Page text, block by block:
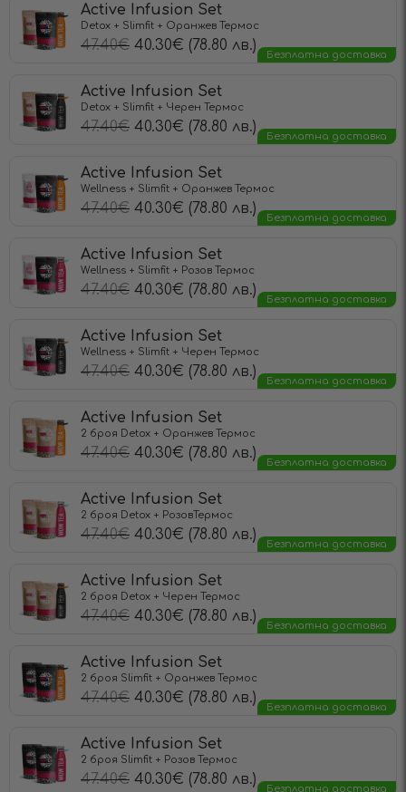
Active Infusion Set
Detox + Slimfit + Оранжев Термос
47.40€ 40.30€ (78.80 лв.)
Безплатна доставка
Active Infusion Set
Detox + Slimfit + Черен Термос
47.40€ 40.30€ (78.80 лв.)
Безплатна доставка
Active Infusion Set
Wellness + Slimfit + Оранжев Термос
47.40€ 40.30€ (78.80 лв.)
Безплатна доставка
Active Infusion Set
Wellness + Slimfit + Розов Термос
47.40€ 40.30€ (78.80 лв.)
Безплатна доставка
Active Infusion Set
Wellness + Slimfit + Черен Термос
47.40€ 40.30€ (78.80 лв.)
Безплатна доставка
Active Infusion Set
2 броя Detox + Оранжев Термос
47.40€ 40.30€ (78.80 лв.)
Безплатна доставка
Active Infusion Set
2 броя Detox + РозовТермос
47.40€ 40.30€ (78.80 лв.)
Безплатна доставка
Active Infusion Set
2 броя Detox + Черен Термос
47.40€ 40.30€ (78.80 лв.)
Безплатна доставка
Active Infusion Set
2 броя Slimfit + Оранжев Термос
47.40€ 40.30€ (78.80 лв.)
Безплатна доставка
Active Infusion Set
2 броя Slimfit + Розов Термос
47.40€ 40.30€ (78.80 лв.)
Безплатна доставка